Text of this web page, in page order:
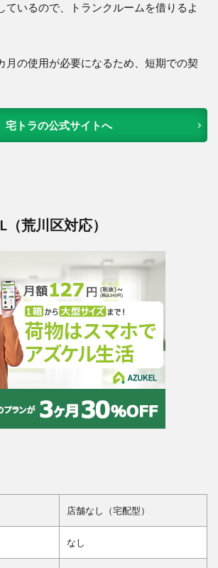
ているので、トランクルームを借りるよ
月の使用が必要になるため、短期での契
宅トラの公式サイトへ
（荒川区対応）
店舗なし（宅配型）
なし